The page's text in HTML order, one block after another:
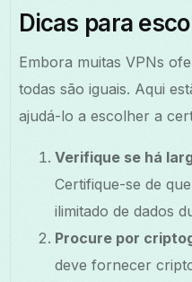
Dicas para
Embora muitas VPNs
todas são iguais. Aqui
ajudá-lo a escolher a
Verifique se há
Certifique-se de
ilimitado de dados
Procure por
deve fornecer